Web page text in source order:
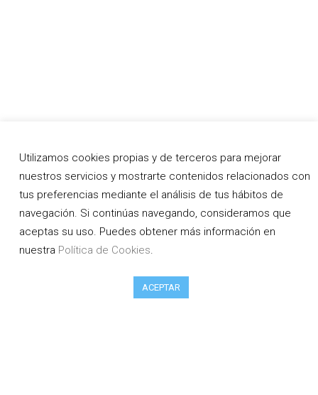
Utilizamos cookies propias y de terceros para mejorar
nuestros servicios y mostrarte contenidos relacionados con
tus preferencias mediante el análisis de tus hábitos de
navegación. Si continúas navegando, consideramos que
aceptas su uso. Puedes obtener más información en
nuestra Política de Cookies.
ACEPTAR